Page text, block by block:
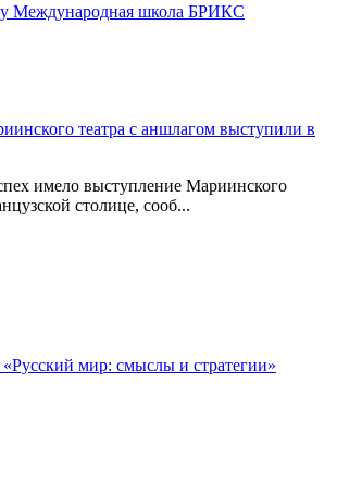
Международная школа БРИКС
театра с аншлагом выступили в
имело выступление Мариинского
столице, сооб...
мир: смыслы и стратегии»